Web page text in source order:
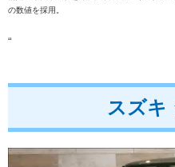
の数値を採用。
“
スズキ